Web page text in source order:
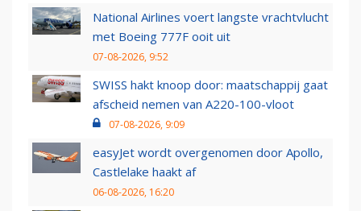
National Airlines voert langste vrachtvlucht
met Boeing 777F ooit uit
07-08-2026, 9:52
SWISS hakt knoop door: maatschappij gaat
afscheid nemen van A220-100-vloot
07-08-2026, 9:09
easyJet wordt overgenomen door Apollo,
Castlelake haakt af
06-08-2026, 16:20